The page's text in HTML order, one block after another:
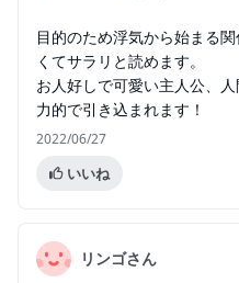
目的のため浮気から始まる
くてサラリと読めます。
お人好しで可愛い主人公、
力的で引き込まれます！
2022/06/27
いいね
リンゴさん